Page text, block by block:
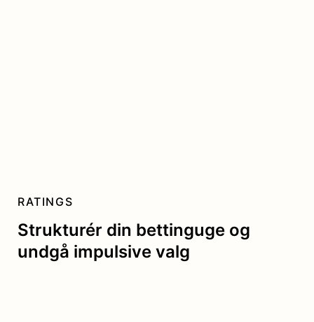
Strukturér din bettinguge og
undgå impulsive valg
RATINGS